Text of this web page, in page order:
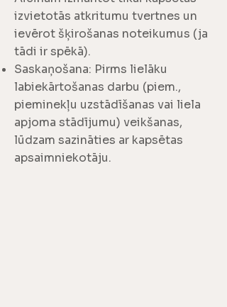
izvietotās atkritumu tvertnes un
ievērot šķirošanas noteikumus (ja
tādi ir spēkā).
Saskaņošana: Pirms lielāku
labiekārtošanas darbu (piem.,
pieminekļu uzstādīšanas vai liela
apjoma stādījumu) veikšanas,
lūdzam sazināties ar kapsētas
apsaimniekotāju.